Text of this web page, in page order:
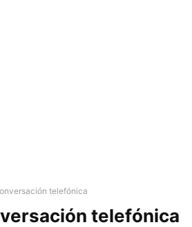
telefónica
telefónica